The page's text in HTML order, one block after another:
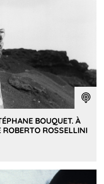
BOUQUET. À
ROBERTO ROSSELLINI